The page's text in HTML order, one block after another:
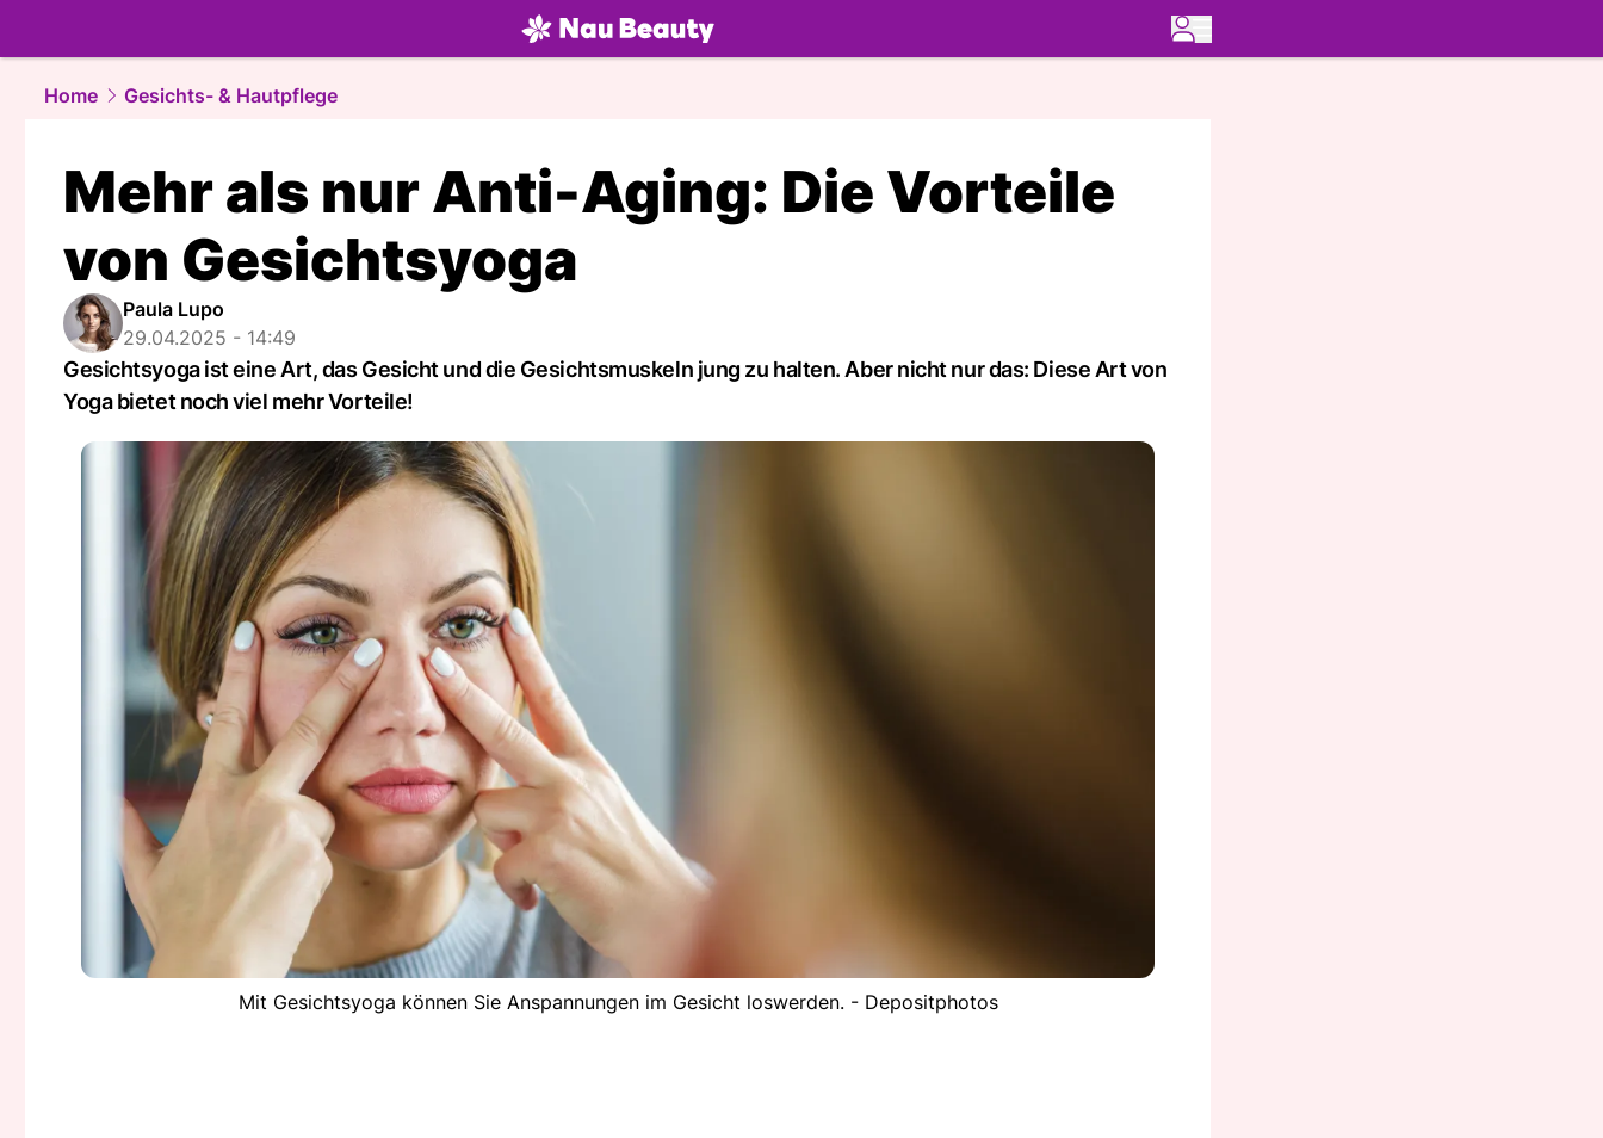
beauty.NAU.ch
Home
Gesichts- & Hautpflege
Mehr als nur Anti-Aging: Die Vorteile
von Gesichtsyoga
Paula Lupo
29.04.2025 - 14:49
Gesichtsyoga ist eine Art, das Gesicht und die Gesichtsmuskeln jung zu halten. Aber nicht nur das: Diese Art von
Yoga bietet noch viel mehr Vorteile!
Mit Gesichtsyoga können Sie Anspannungen im Gesicht loswerden. - Depositphotos